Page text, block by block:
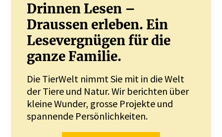
Drinnen Lesen –
Draussen erleben. Ein
Lesevergnügen für die
ganze Familie.
Die TierWelt nimmt Sie mit in die Welt
der Tiere und Natur. Wir berichten über
kleine Wunder, grosse Projekte und
spannende Persönlichkeiten.